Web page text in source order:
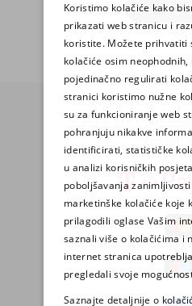
© 2025. Sva prava
consult
Koristimo kolačiće kako
prikazati web stranicu i
koristite. Možete prihvatiti
kolačiće osim
pojedinačno regulirati
stranici koristimo nužne
su za funkcioniranje web
pohranjuju nikakve
identificirati, statističke
u analizi korisničkih
poboljšavanja
marketinške kolačiće koje
prilagodili oglase Vašim
saznali više o kolačićima i
internet stranica
pregledali svoje
Saznajte detaljnije o